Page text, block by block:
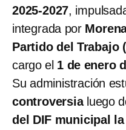
2025-2027,
integrada por
Partido del Trabajo
cargo el 1 de enero
Su administración
controversialuego
del DIF municipal